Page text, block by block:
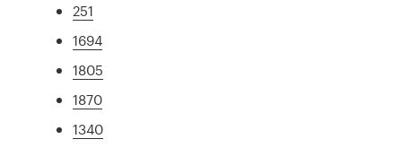
251
1694
1805
1870
1340